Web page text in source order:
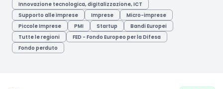
Innovazione tecnologica, digitalizzazione, ICT
Supporto alle imprese
Imprese
Micro-imprese
Piccole Imprese
PMI Startup
Bandi Europei
Tutte le regioni
FED - Fondo Europeo per la Difesa
Fondo perduto